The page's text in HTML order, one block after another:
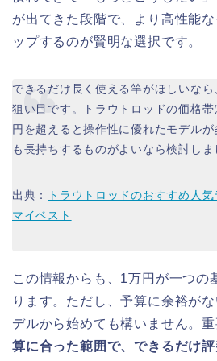
が出てきた段階で、より高性能
ップするのが賢明な選択です。
できるだけ長く使える竿がほしいな
狙い目です。トラウトロッドの価格
円を超えると操作性に優れたモデル
も長持ちするものがよいなら検討しま
出典：
トラウトロッドのおすすめ人
マイベスト
この情報からも、1万円が一つの
ります。ただし、予算に余裕が
デルから始めても構いません。重
算に合った範囲で、できるだけ